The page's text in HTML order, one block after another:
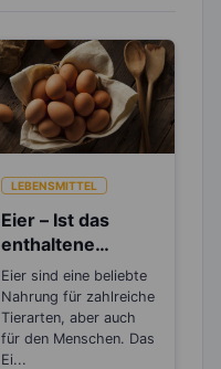
LEBENSMITTEL
Eier – Ist das
enthaltene
Cholesterin
gesundheitsschä
dlich?
Eier sind eine beliebte
Nahrung für zahlreiche
Tierarten, aber auch
für den Menschen. Das
Ei...